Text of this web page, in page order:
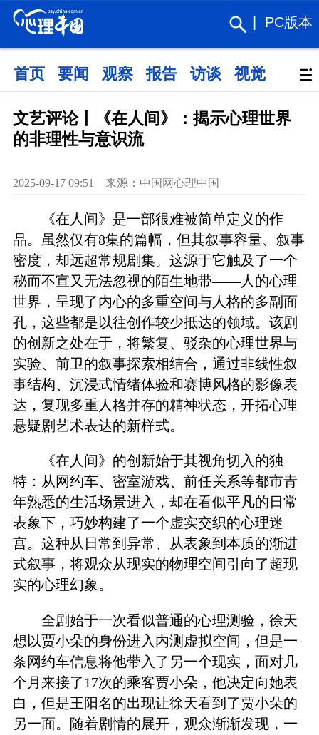
PC版本
首页 要闻 观察 报告 访谈 视觉 政策
文艺评论丨《在人间》：揭示心理世界
的非理性与意识流
2025-09-17 09:51 来源：中国网心理中国
《在人间》是一部很难被简单定义的作
品。虽然仅有8集的篇幅，但其叙事容量、叙事
密度，却远超常规剧集。这源于它触及了一个
秘而不宣又无法忽视的陌生地带——人的心理
世界，呈现了内心的多重空间与人格的多副面
孔，这些都是以往创作较少抵达的领域。该剧
的创新之处在于，将繁复、驳杂的心理世界与
实验、前卫的叙事探索相结合，通过非线性叙
事结构、沉浸式情绪体验和赛博风格的影像表
达，复现多重人格并存的精神状态，开拓心理
悬疑剧艺术表达的新样式。
《在人间》的创新始于其视角切入的独
特：从网约车、密室游戏、前任关系等都市青
年熟悉的生活场景进入，却在看似平凡的日常
表象下，巧妙构建了一个虚实交织的心理迷
宫。这种从日常到异常、从表象到本质的渐进
式叙事，将观众从现实的物理空间引向了超现
实的心理幻象。
全剧始于一次看似普通的心理测验，徐天
想以贾小朵的身份进入内测虚拟空间，但是一
条网约车信息将他带入了另一个现实，面对几
个月来接了17次的乘客贾小朵，他决定向她表
白，但是王阳名的出现让徐天看到了贾小朵的
另一面。随着剧情的展开，观众渐渐发现，一